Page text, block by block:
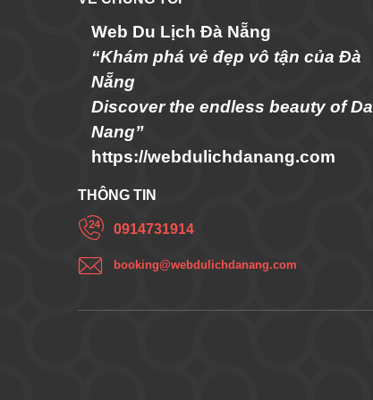
Web Du Lịch Đà Nẵng
“Khám phá vẻ đẹp vô tận của Đà
Nẵng
Discover the endless beauty of Da
Nang”
https://webdulichdanang.com
THÔNG TIN
0914731914
booking@webdulichdanang.com